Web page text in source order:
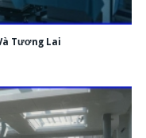
Tương Lai